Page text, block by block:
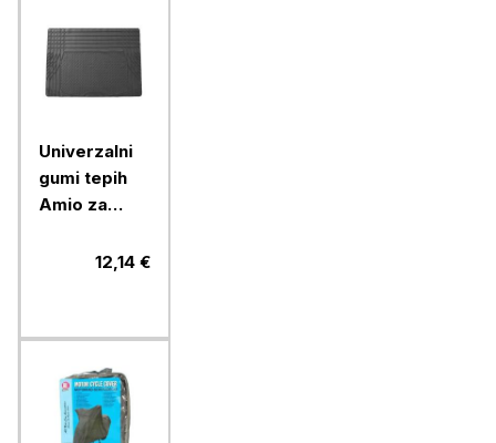
Univerzalni
gumi tepih
Amio za
12,14 €